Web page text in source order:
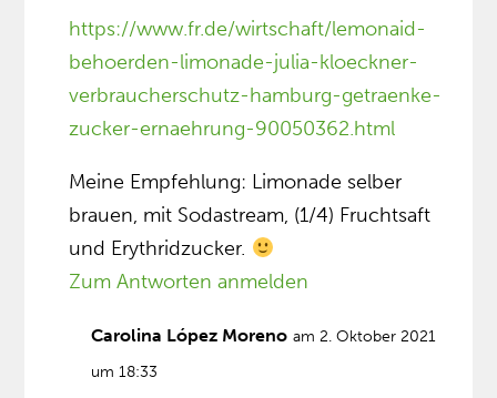
https://www.fr.de/wirtschaft/lemonaid-
behoerden-limonade-julia-kloeckner-
verbraucherschutz-hamburg-getraenke-
zucker-ernaehrung-90050362.html
Meine Empfehlung: Limonade selber
brauen, mit Sodastream, (1/4) Fruchtsaft
und Erythridzucker.
Zum Antworten anmelden
Carolina López Moreno am 2. Oktober 2021
um 18:33